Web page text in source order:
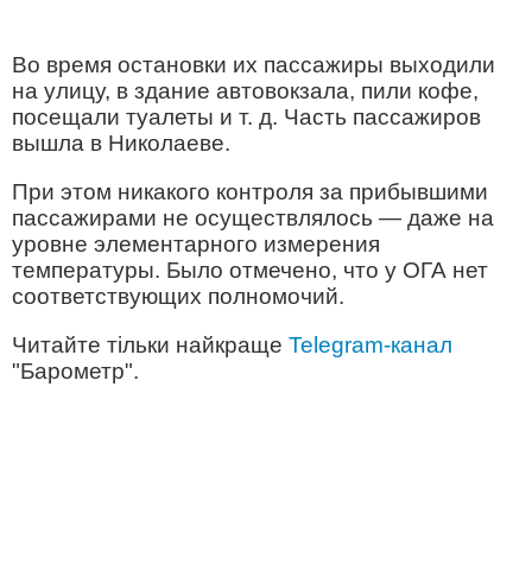
Во время остановки их пассажиры выходили
на улицу, в здание автовокзала, пили кофе,
посещали туалеты и т. д. Часть пассажиров
вышла в Николаеве.
При этом никакого контроля за прибывшими
пассажирами не осуществлялось — даже на
уровне элементарного измерения
температуры. Было отмечено, что у ОГА нет
соответствующих полномочий.
Читайте тільки найкраще Telegram-канал
"Барометр".